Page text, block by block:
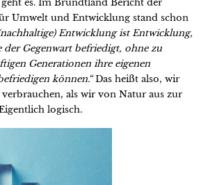
Umwelt und Entwicklung stand schon
Entwicklung ist Entwicklung,
der Gegenwart befriedigt, ohne zu
Generationen ihre eigenen
können.“Das heißt also, wir
als wir von Natur aus zur
logisch.